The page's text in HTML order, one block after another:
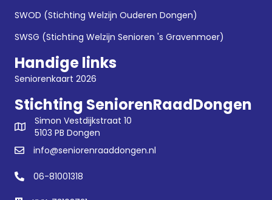
SWOD (Stichting Welzijn Ouderen Dongen)
SWSG (Stichting Welzijn Senioren 's Gravenmoer)
Handige links
Seniorenkaart 2026
Stichting SeniorenRaadDongen
Simon Vestdijkstraat 10
5103 PB Dongen
info@seniorenraaddongen.nl
06-81001318